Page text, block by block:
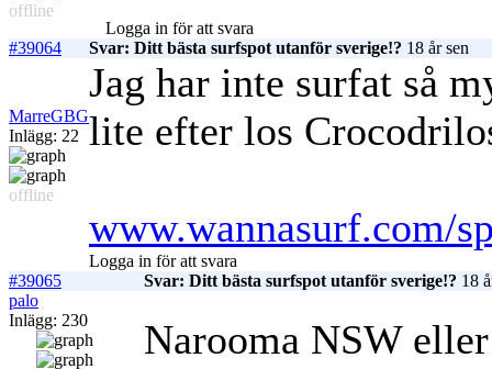
offline
Logga in för att svara
#39064
Svar: Ditt bästa surfspot utanför sverige!? 18 år sen
MarreGBG
Inlägg: 22
offline
Jag har inte surfat så
lite efter los
www.wannasurf.com/
Logga in för att svara
#39065
Svar: Ditt bästa surfspot utanför sverige!? 18
palo
Inlägg: 230
Narooma NSW